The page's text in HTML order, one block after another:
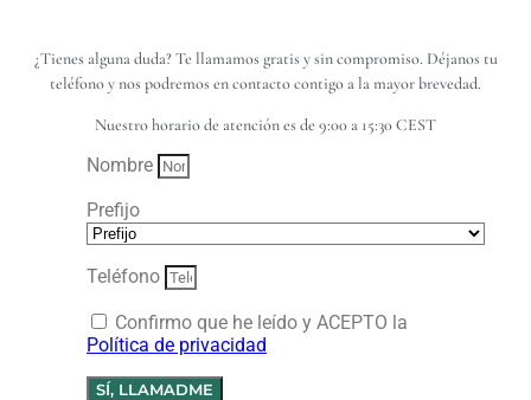
¿Tienes alguna duda? Te llamamos gratis y sin compromiso. Déjanos tu
teléfono y nos podremos en contacto contigo a la mayor brevedad.
Nuestro horario de atención es de 9:00 a 15:30 CEST
Nombre
Prefijo
Teléfono
Confirmo que he leído y ACEPTO la
Política de privacidad
SÍ, LLAMADME